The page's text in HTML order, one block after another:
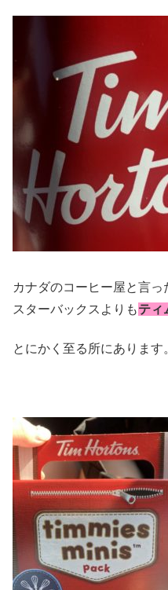
カナダのコーヒー屋と言っ
スターバックスよりもティ
とにかく至る所にあります